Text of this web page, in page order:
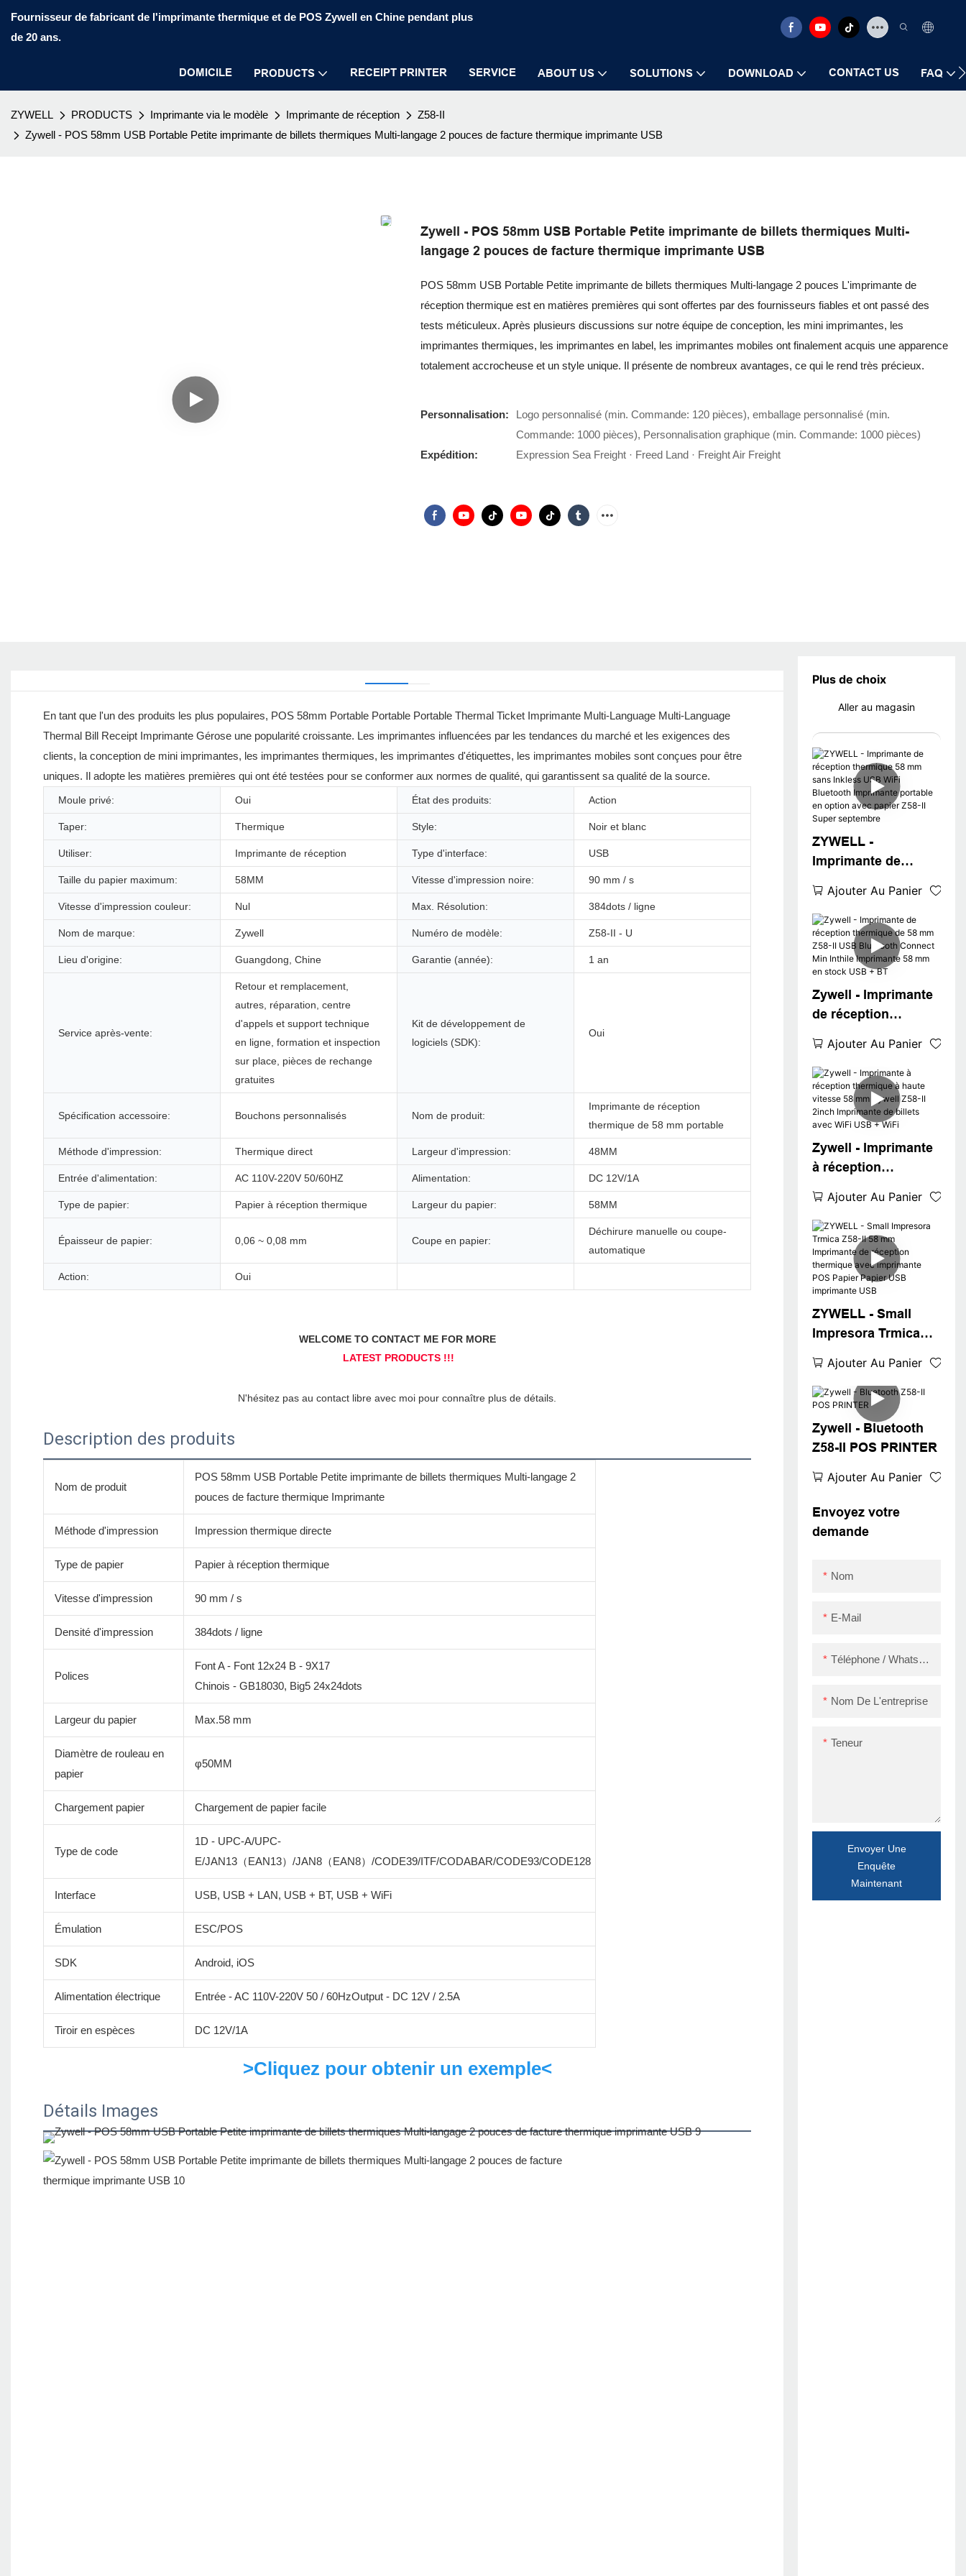
Fournisseur de fabricant de l'imprimante thermique et de POS Zywell en Chine pendant plus
de 20 ans.
DOMICILE PRODUCTS RECEIPT PRINTER SERVICE ABOUT US SOLUTIONS DOWNLOAD CONTACT US FAQ
ZYWELL PRODUCTS Imprimante via le modèle Imprimante de réception
Z58-II
Zywell - POS 58mm USB Portable Petite imprimante de billets thermiques Multi-langage 2 pouces de facture thermique imprimante USB
Zywell - POS 58mm USB Portable Petite imprimante de billets thermiques Multi-
langage 2 pouces de facture thermique imprimante USB
POS 58mm USB Portable Petite imprimante de billets thermiques Multi-langage 2 pouces L'imprimante de
réception thermique est en matières premières qui sont offertes par des fournisseurs fiables et ont passé des
tests méticuleux. Après plusieurs discussions sur notre équipe de conception, les mini imprimantes, les
imprimantes thermiques, les imprimantes en label, les imprimantes mobiles ont finalement acquis une apparence
totalement accrocheuse et un style unique. Il présente de nombreux avantages, ce qui le rend très précieux.
Personnalisation:
Logo personnalisé (min. Commande: 120 pièces), emballage personnalisé (min.
Commande: 1000 pièces), Personnalisation graphique (min. Commande: 1000 pièces)
Expédition:
Expression Sea Freight · Freed Land · Freight Air Freight
Plus de choix
Aller au magasin
ZYWELL -
Imprimante de
58 mm sans Inkless
USB WiFi Bluetooth
Imprimante portable
en option avec
papier Z58-II Super
septembre
Ajouter Au Panier
Zywell - Imprimante
de réception
Z58-II USB Bluetooth
Connect Min Inthile
Imprimante 58 mm
en stock USB + BT
Ajouter Au Panier
Zywell - Imprimante
à réception
vitesse 58 mm
Zywell Z58-II 2inch
Imprimante de
billets avec WiFi
USB + WiFi
Ajouter Au Panier
ZYWELL - Small
Impresora Trmica
Imprimante de
réception thermique
avec imprimante
POS Papier Papier
USB imprimante
USB
Ajouter Au Panier
Zywell - Bluetooth
Z58-II POS PRINTER
Ajouter Au Panier
Envoyez votre
demande
Nom
E-Mail
Téléphone / WhatsApp / Skype
Nom De L'entreprise
Teneur
Envoyer Une
Enquête
Maintenant
En tant que l'un des produits les plus populaires, POS 58mm Portable Portable Portable Thermal Ticket Imprimante Multi-Language Multi-Language
Thermal Bill Receipt Imprimante Gérose une popularité croissante. Les imprimantes influencées par les tendances du marché et les exigences des
clients, la conception de mini imprimantes, les imprimantes thermiques, les imprimantes d'étiquettes, les imprimantes mobiles sont conçues pour être
uniques. Il adopte les matières premières qui ont été testées pour se conformer aux normes de qualité, qui garantissent sa qualité de la source.
Moule privé: Oui État des produits: Action
Taper: Thermique Style: Noir et blanc
Utiliser: Imprimante de réception Type d'interface: USB
Taille du papier maximum: 58MM Vitesse d'impression noire: 90 mm / s
Vitesse d'impression couleur: Nul Max. Résolution: 384dots / ligne
Nom de marque: Zywell Numéro de modèle: Z58-II - U
Lieu d'origine: Guangdong, Chine Garantie (année): 1 an
Service après-vente:
Retour et remplacement,
autres, réparation, centre
d'appels et support technique
en ligne, formation et inspection
sur place, pièces de rechange
gratuites
Kit de développement de
logiciels (SDK):
Oui
Spécification accessoire: Bouchons personnalisés Nom de produit:
Imprimante de réception
thermique de 58 mm portable
Méthode d'impression: Thermique direct Largeur d'impression: 48MM
Entrée d'alimentation: AC 110V-220V 50/60HZ Alimentation: DC 12V/1A
Type de papier: Papier à réception thermique Largeur du papier: 58MM
Épaisseur de papier: 0,06 ~ 0,08 mm Coupe en papier:
Déchirure manuelle ou coupe-
automatique
Action: Oui
Description des produits
Nom de produit
POS 58mm USB Portable Petite imprimante de billets thermiques Multi-langage 2
pouces de facture thermique Imprimante
Méthode d'impression Impression thermique directe
Type de papier Papier à réception thermique
Vitesse d'impression 90 mm / s
Densité d'impression 384dots / ligne
Polices
Font A - Font 12x24 B - 9X17
Chinois - GB18030, Big5 24x24dots
Largeur du papier Max.58 mm
Diamètre de rouleau en
papier
φ50MM
Chargement papier Chargement de papier facile
Type de code
1D - UPC-A/UPC-
E/JAN13（EAN13）/JAN8（EAN8）/CODE39/ITF/CODABAR/CODE93/CODE128
Interface USB, USB + LAN, USB + BT, USB + WiFi
Émulation ESC/POS
SDK Android, iOS
Alimentation électrique Entrée - AC 110V-220V 50 / 60HzOutput - DC 12V / 2.5A
Tiroir en espèces DC 12V/1A
>Cliquez pour obtenir un exemple<
Détails Images